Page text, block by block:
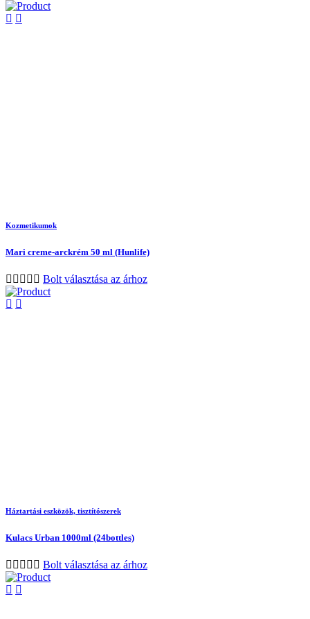
Kozmetikumok
Mari creme-arckrém 50 ml (Hunlife)
Bolt választása az árhoz
Háztartási eszközök, tisztítószerek
Kulacs Urban 1000ml (24bottles)
Bolt választása az árhoz